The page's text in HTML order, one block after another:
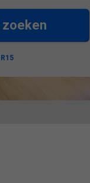
zoeken